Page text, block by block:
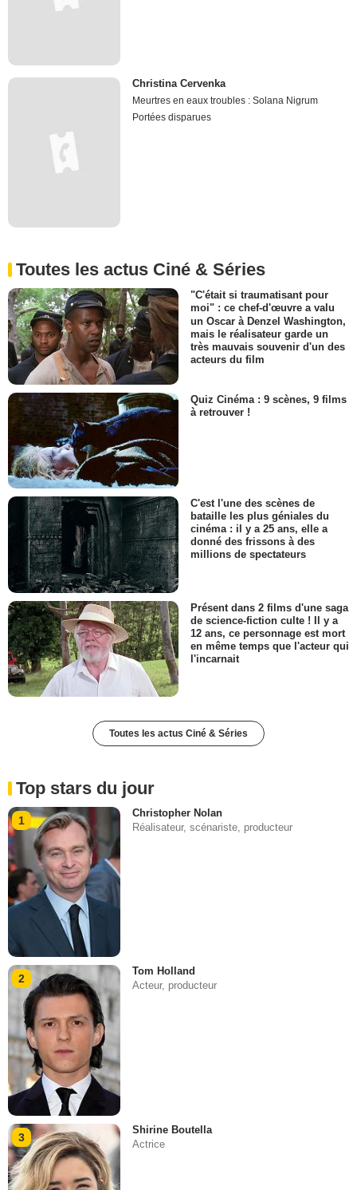
Christina Cervenka
Meurtres en eaux troubles : Solana Nigrum
Portées disparues
Toutes les actus Ciné & Séries
"C'était si traumatisant pour
moi" : ce chef-d'œuvre a valu
un Oscar à Denzel Washington,
mais le réalisateur garde un
très mauvais souvenir d'un des
acteurs du film
Quiz Cinéma : 9 scènes, 9 films
à retrouver !
C'est l'une des scènes de
bataille les plus géniales du
cinéma : il y a 25 ans, elle a
donné des frissons à des
millions de spectateurs
Présent dans 2 films d'une saga
de science-fiction culte ! Il y a
12 ans, ce personnage est mort
en même temps que l'acteur qui
l'incarnait
Toutes les actus Ciné & Séries
Top stars du jour
1
Christopher Nolan
Réalisateur, scénariste, producteur
2
Tom Holland
Acteur, producteur
3
Shirine Boutella
Actrice